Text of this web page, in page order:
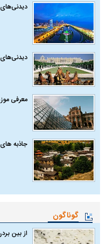
معرفی
جاذبه
گوناگون
از بین